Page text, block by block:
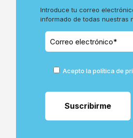
Introduce tu correo
informado de todas nuestras
Acepto la política de